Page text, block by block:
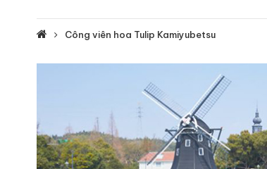
Công viên hoa Tulip Kamiyubetsu